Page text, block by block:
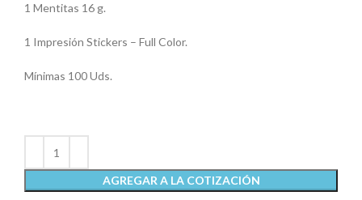
1 Mentitas 16 g.
1 Impresión Stickers – Full Color.
Mínimas 100 Uds.
AGREGAR A LA COTIZACIÓN